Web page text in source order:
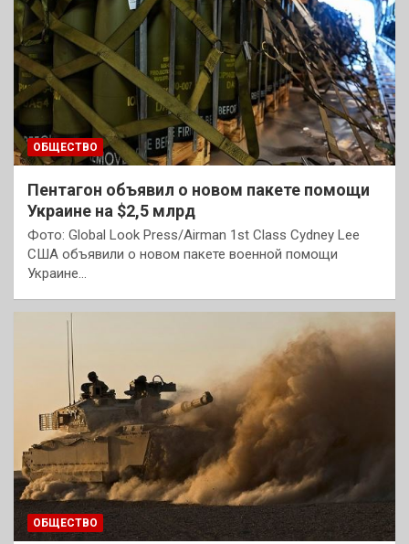
ОБЩЕСТВО
Пентагон объявил о новом пакете помощи
Украине на $2,5 млрд
Фото: Global Look Press/Airman 1st Class Cydney Lee
США объявили о новом пакете военной помощи
Украине…
ОБЩЕСТВО